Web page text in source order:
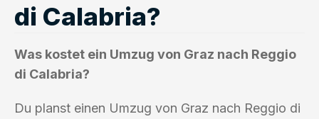
di Calabria?
Was kostet ein Umzug von Graz nach Reggio
di Calabria?
Du planst einen Umzug von Graz nach Reggio di